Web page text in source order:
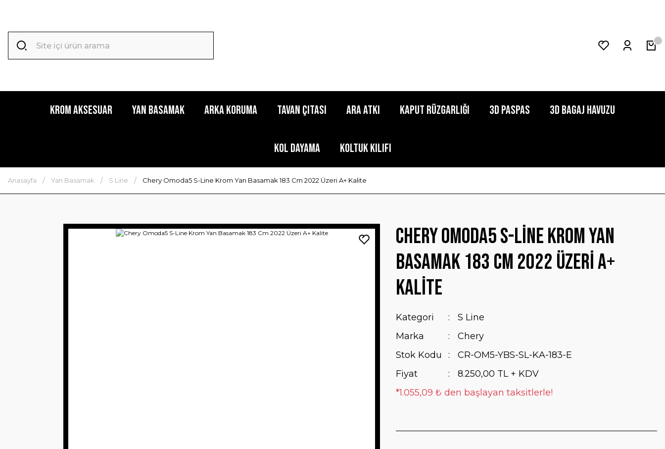
Krom Aksesuar Yan Basamak Arka Koruma Tavan Çıtası Ara Atkı Kaput Rüzgarlığı 3D Paspas 3D Bagaj Havuzu
Kol Dayama Koltuk Kılıfı
Anasayfa Yan Basamak S Line Chery Omoda5 S-Line Krom Yan Basamak 183 Cm 2022 Üzeri A+ Kalite
Chery Omoda5 S-Line Krom Yan
Basamak 183 Cm 2022 Üzeri A+
Kalite
Kategori
S Line
Marka
Chery
Stok Kodu
CR-OM5-YBS-SL-KA-183-E
Fiyat
8.250,00 TL + KDV
*1.055,09 ₺ den başlayan taksitlerle!